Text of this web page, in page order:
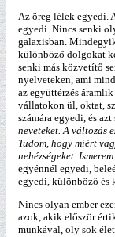
Az öreg lélek egyedi.
egyedi. Nincs senki
galaxisban.
különböző dolgokat
senki más közvetítő
nyelveteken, ami
az együttérzés
vállatokon ül, oktat,
számára egyedi, és
neveteket. A változás
Tudom, hogy miért
nehézségeket.
egyénnél egyedi,
egyedi, különböző és
Nincs olyan ember
azok, akik először
munkával, oly sok